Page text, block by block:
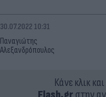
Παναγιώτης
Αλεξανδρόπουλος
30.07.2022 10:31
Κάνε κλικ